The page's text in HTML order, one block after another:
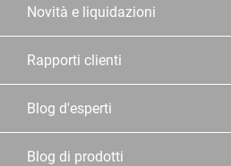
Novità e liquidazioni
Rapporti clienti
Blog d'esperti
Blog di prodotti